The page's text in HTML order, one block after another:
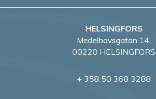
HELSINGFORS
Medelhavsgatan 14,
00220 HELSINGFORS
+ 358 50 368 3288